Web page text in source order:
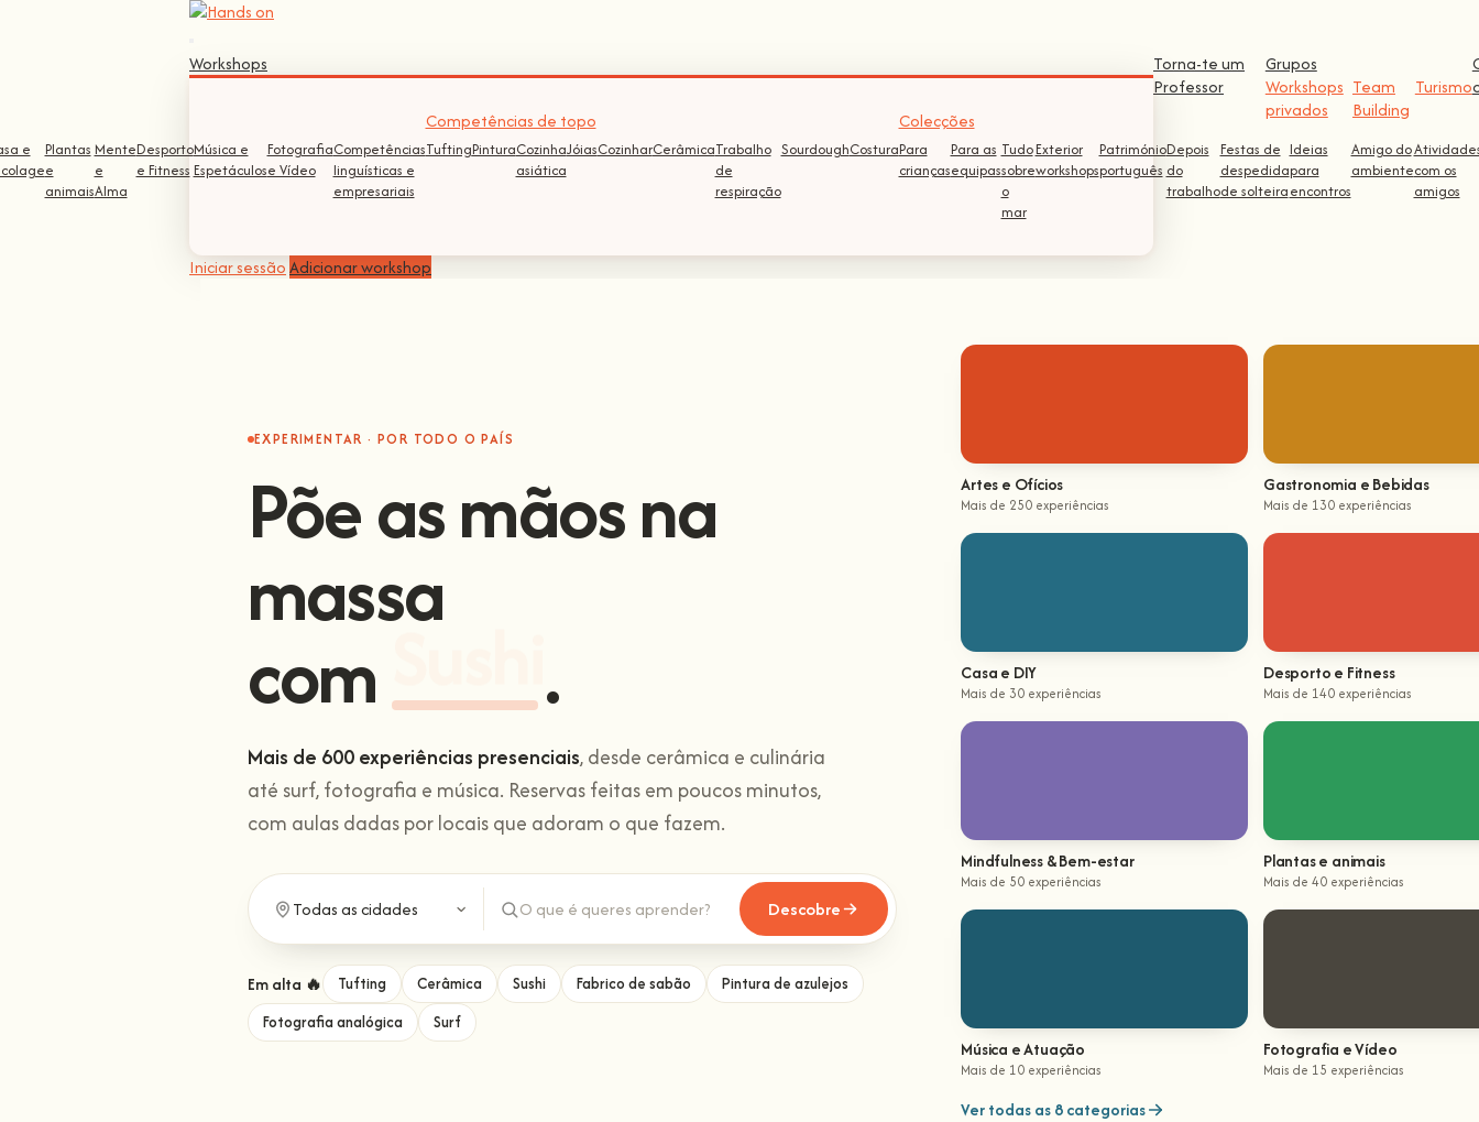
Workshops
e
Plantas
e
animais
Mente
e
Alma
Desporto
e Fitness
Música e
Espetáculos
Fotografia
e Vídeo
Competências
linguísticas e
empresariais
Competências de topo
TuftingPinturaCozinha
asiática
JóiasCozinharCerâmicaTrabalho
de
respiração
SourdoughCostura
Colecções
Para
crianças
Para as
equipas
Tudo
sobre
o
mar
Exterior
workshops
Património
português
Depois
do
trabalho
Festas de
despedida
de solteira
Ideias
para
encontros
Amigo do
ambientecom os
amigos
Torna-te um
Professor
Grupos
Workshops
privados
Team
Building
Turismo
Iniciar sessãoAdicionar workshop
EXPERIMENTAR · POR TODO O PAÍS
Põe as mãos na
massa
comSushi.
Mais de 600 experiências presenciais, desde cerâmica e culinária
até surf, fotografia e música. Reservas feitas em poucos minutos,
com aulas dadas por locais que adoram o que fazem.
Descobre
Em alta 🔥 Tufting Cerâmica Sushi Fabrico de sabão
Pintura de azulejos
Fotografia analógica
Surf
Artes e Ofícios
Mais de 250 experiências
Gastronomia e Bebidas
Mais de 130 experiências
Casa e DIY
Mais de 30 experiências
Desporto e Fitness
Mais de 140 experiências
Mindfulness & Bem-estar
Mais de 50 experiências
Plantas e animais
Mais de 40 experiências
Música e Atuação
Mais de 10 experiências
Fotografia e Vídeo
Mais de 15 experiências
Ver todas as 8 categorias